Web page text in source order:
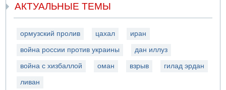
АКТУАЛЬНЫЕ ТЕМЫ
ормузский пролив цахал иран
война россии против украины дан иллуз
война с хизбаллой оман взрыв гилад эрдан
ливан